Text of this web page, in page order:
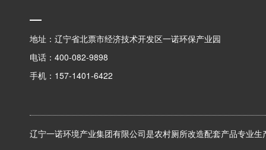
地址：辽宁省北票市经济技术开发区一诺环保产业园
电话：400-082-9898
手机：157-1401-6422
辽宁一诺环境产业集团有限公司是农村厕所改造配套产品专业生